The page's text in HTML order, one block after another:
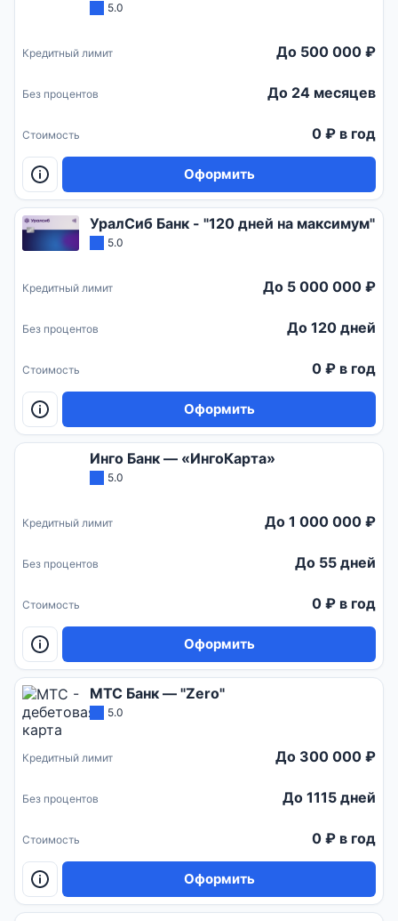
5.0
Кредитный лимит До 500 000 ₽
Без процентов До 24 месяцев
Стоимость 0 ₽ в год
Оформить
УралСиб Банк - "120 дней на максимум"
5.0
Кредитный лимит До 5 000 000 ₽
Без процентов До 120 дней
Стоимость 0 ₽ в год
Оформить
Инго Банк — «ИнгоКарта»
5.0
Кредитный лимит До 1 000 000 ₽
Без процентов До 55 дней
Стоимость 0 ₽ в год
Оформить
МТС Банк — "Zero"
5.0
Кредитный лимит До 300 000 ₽
Без процентов До 1115 дней
Стоимость 0 ₽ в год
Оформить